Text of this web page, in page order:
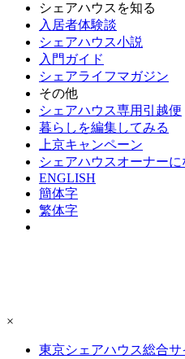
シェアハウスを知る
入居者体験談
シェアハウス小説
入門ガイド
シェアライフマガジン
その他
シェアハウス専用引越便
暮らしを編集してみる
上京キャンペーン
シェアハウスオーナーに
ENGLISH
簡体字
繁体字
×
東京シェアハウス総合